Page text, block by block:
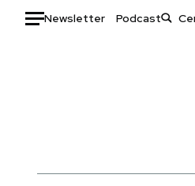
Newsletter Podcast
Politica